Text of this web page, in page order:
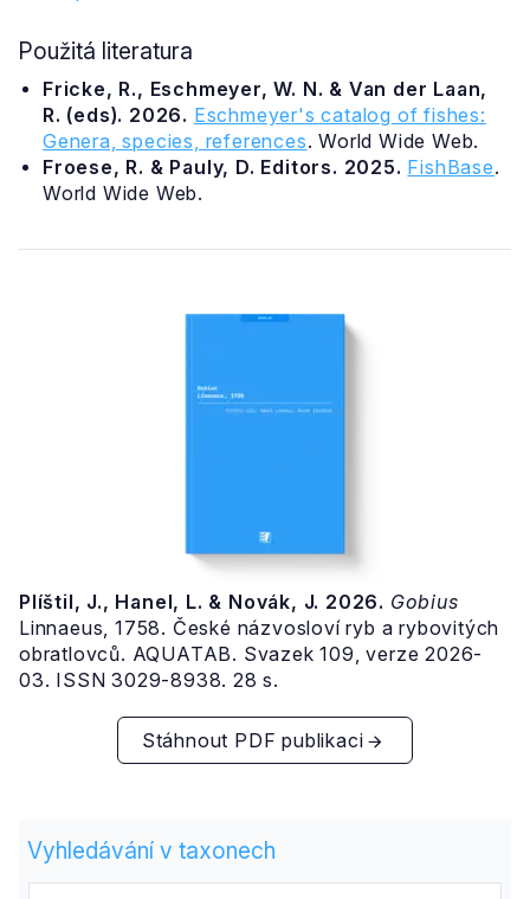
Použitá literatura
Fricke, R., Eschmeyer, W. N. & Van der Laan,
R. (eds). 2026. Eschmeyer's catalog of fishes:
Genera, species, references. World Wide Web.
Froese, R. & Pauly, D. Editors. 2025. FishBase.
World Wide Web.
Plíštil, J., Hanel, L. & Novák, J. 2026. Gobius
Linnaeus, 1758. České názvosloví ryb a rybovitých
obratlovců. AQUATAB. Svazek 109, verze 2026-
03. ISSN 3029-8938. 28 s.
Stáhnout PDF publikaci
Vyhledávání v taxonech